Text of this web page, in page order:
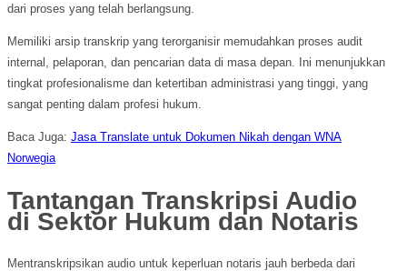
dari proses yang telah berlangsung.
Memiliki arsip transkrip yang terorganisir memudahkan proses audit
internal, pelaporan, dan pencarian data di masa depan. Ini menunjukkan
tingkat profesionalisme dan ketertiban administrasi yang tinggi, yang
sangat penting dalam profesi hukum.
Baca Juga: Jasa Translate untuk Dokumen Nikah dengan WNA
Norwegia
Tantangan Transkripsi Audio
di Sektor Hukum dan Notaris
Mentranskripsikan audio untuk keperluan notaris jauh berbeda dari